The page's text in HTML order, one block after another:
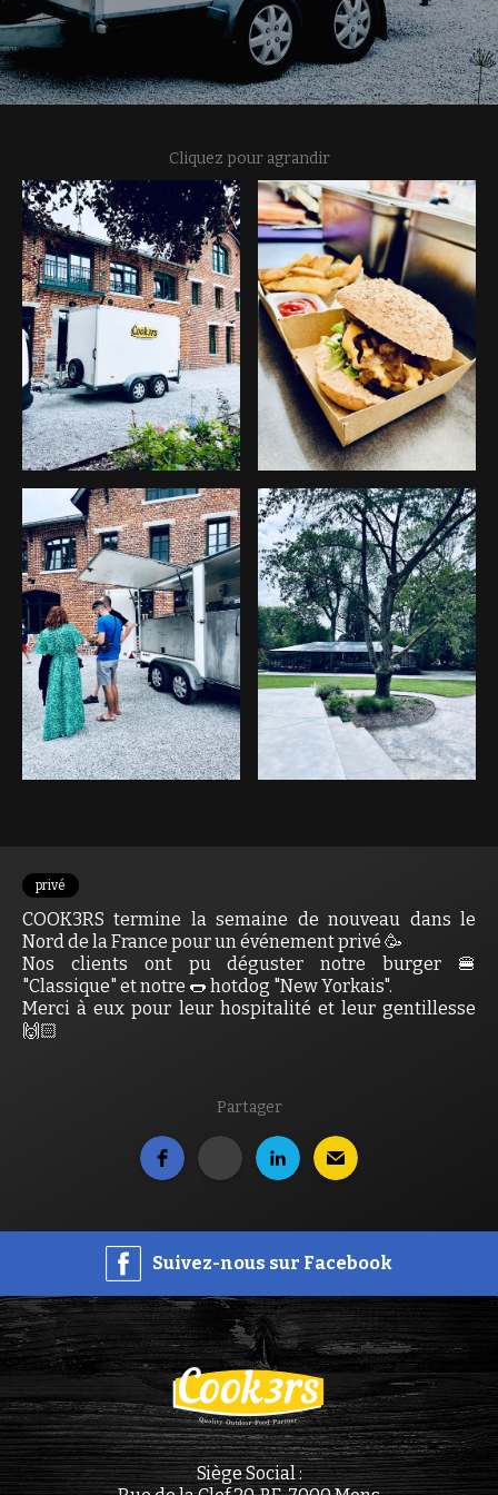
Cliquez pour agrandir
privé
COOK3RS termine la semaine de nouveau dans le
Nord de la France pour un événement privé 🥳
Nos clients ont pu déguster notre burger 🍔
"Classique" et notre 🌭 hotdog "New Yorkais".
Merci à eux pour leur hospitalité et leur gentillesse
🙌🏻
Partager
Suivez-nous sur Facebook
Siège Social :